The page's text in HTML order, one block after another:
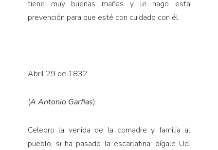
tiene muy buenas mañas y le hago esta
prevención para que esté con cuidado con él.
Abril 29 de 1832
(A Antonio Garfias)
Celebro la venida de la comadre y familia al
pueblo, si ha pasado la escarlatina: dígale Ud.